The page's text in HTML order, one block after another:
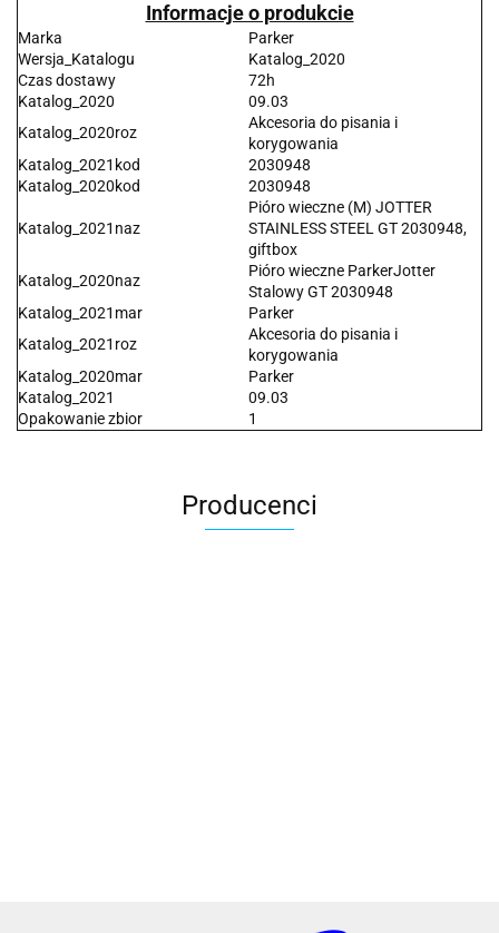
Informacje o produkcie
Marka
Parker
Wersja_Katalogu
Katalog_2020
Czas dostawy
72h
Katalog_2020
09.03
Katalog_2020roz
Akcesoria do pisania i
korygowania
Katalog_2021kod
2030948
Katalog_2020kod
2030948
Katalog_2021naz
Pióro wieczne (M) JOTTER
STAINLESS STEEL GT 2030948,
giftbox
Katalog_2020naz
Pióro wieczne ParkerJotter
Stalowy GT 2030948
Katalog_2021mar
Parker
Katalog_2021roz
Akcesoria do pisania i
korygowania
Katalog_2020mar
Parker
Katalog_2021
09.03
Opakowanie zbior
1
Producenci